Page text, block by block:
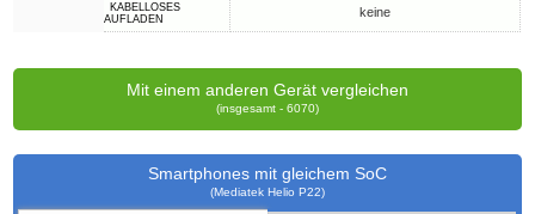
KABELLOSES
AUFLADEN
keine
Mit einem anderen Gerät vergleichen
(insgesamt - 6070)
Smartphones mit gleichem SoC
(Mediatek Helio P22)